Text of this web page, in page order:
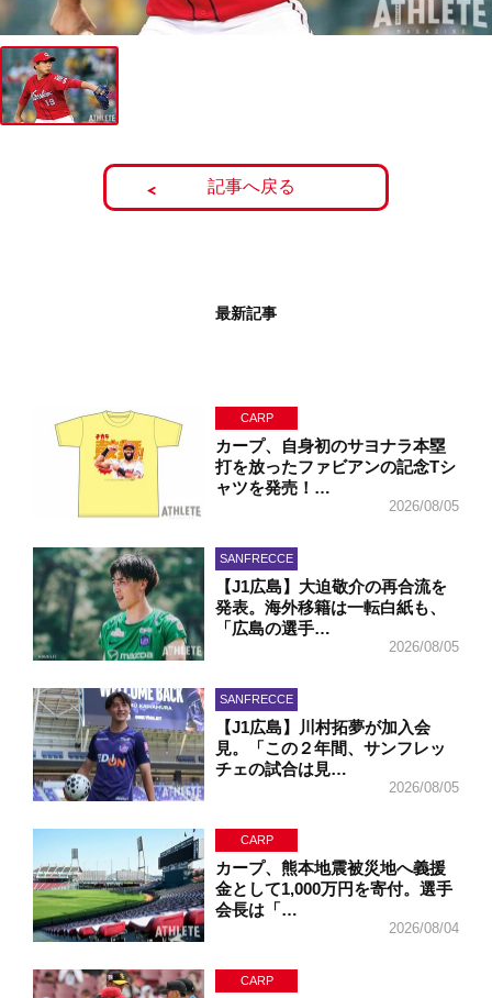
記事へ戻る
最新記事
CARP
カープ、自身初のサヨナラ本塁
打を放ったファビアンの記念Tシ
ャツを発売！…
2026/08/05
SANFRECCE
【J1広島】大迫敬介の再合流を
発表。海外移籍は一転白紙も、
「広島の選手…
2026/08/05
SANFRECCE
【J1広島】川村拓夢が加入会
見。「この２年間、サンフレッ
チェの試合は見…
2026/08/05
CARP
カープ、熊本地震被災地へ義援
金として1,000万円を寄付。選手
会長は「…
2026/08/04
CARP